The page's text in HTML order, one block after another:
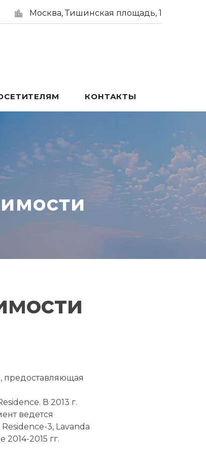
Москва, Тишинская площадь, 1
КОНТАКТЫ
предоставляющая
В 2013 г.
ведется
3, Lavanda
2015 гг.